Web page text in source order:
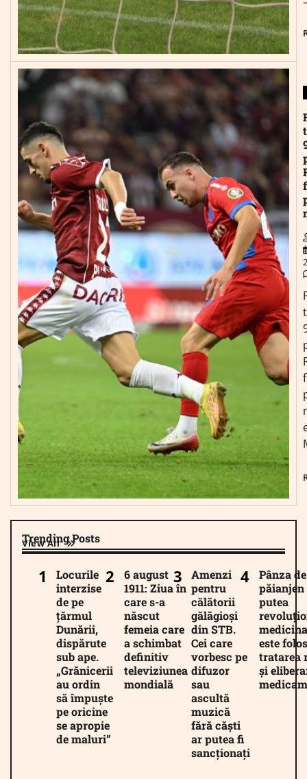
Trending Posts
View All
Locurile
interzise
de pe
țărmul
Dunării,
dispărute
sub ape.
„Grănicerii
au ordin
să împuște
pe oricine
se apropie
de maluri”
6 august
1911: Ziua în
care s-a
născut
femeia care
a schimbat
definitiv
televiziunea
mondială
Amenzi
pentru
călătorii
gălăgioși
din STB.
Cei care
vorbesc pe
difuzor
sau
ascultă
muzică
fără căști
ar putea fi
sancționați
Pânza de
păianjen
putea
este
tratarea
și